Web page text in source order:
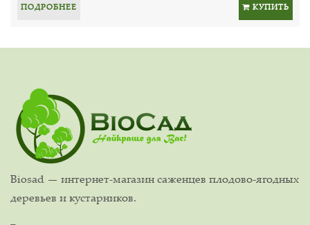
ПОДРОБНЕЕ КУПИТЬ
Biosad — интернет-магазин саженцев плодово-ягодных
деревьев и кустарников.